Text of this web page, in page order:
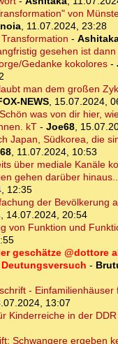
von
, 11.07.2024, 23:28
Transformation -
gesehen ist
Gedanke kokolores -
man dem großen
NEWS, 15.07.2024,
Schön was von dir hier,
kT - Joe68,
Japan, Südkorea, die
, 11.07.2024, 10:53
über mediale Kanäle
gehen darüber
12:35
der Bevölkerung
, 14.07.2024, 20:54
von Funktion und
geschätze @dottore
Deutungsversuch -
- Einfamilienhäuser
13:07
Kinderreiche in der DDR
Schwangere ergeben